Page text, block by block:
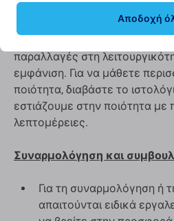
Αυτό είναι αντίγραφο του
ανταλλακτικό που
παραλλαγές στη
εμφάνιση. Για να μάθετε
ποιότητα, διαβάστε το
εστιάζουμε στην ποιότητα με
λεπτομέρειες.
Συναρμολόγηση και
Για τη συναρμολόγηση ή
απαιτούνται ειδικά
Αποδοχή